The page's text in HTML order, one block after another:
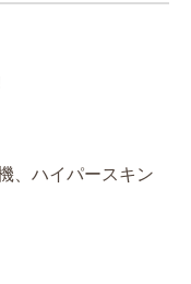
、ハイパースキン